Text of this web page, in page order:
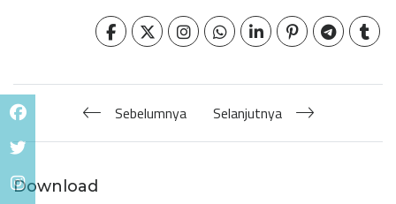
Sebelumnya Selanjutnya
Download